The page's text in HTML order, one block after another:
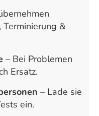
Terminierung &
– Bei Problemen
Ersatz.
– Lade sie
ein.